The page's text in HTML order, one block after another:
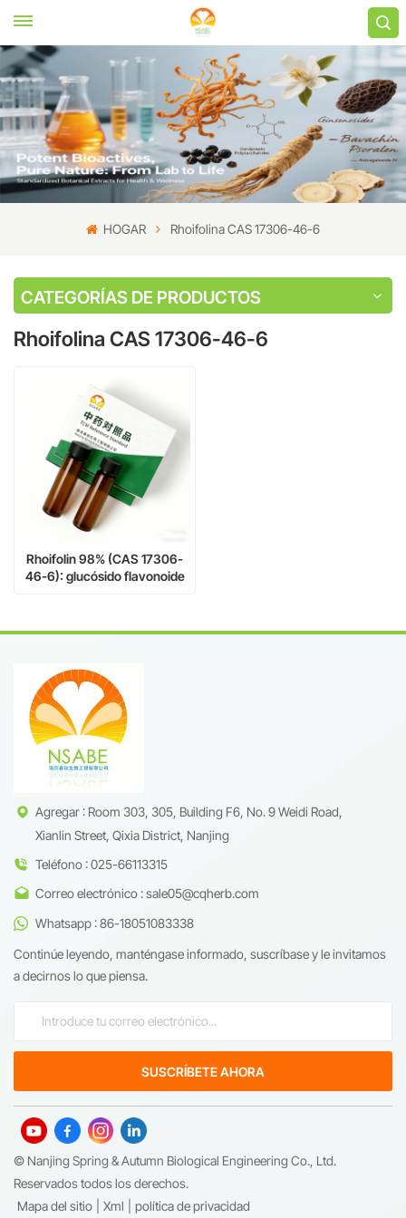
HOGAR Rhoifolina CAS 17306-46-6
CATEGORÍAS DE PRODUCTOS
Rhoifolina CAS 17306-46-6
Rhoifolin 98% (CAS 17306-
46-6): glucósido flavonoide
Agregar : Room 303, 305, Building F6, No. 9 Weidi Road,
Xianlin Street, Qixia District, Nanjing
Teléfono : 025-66113315
Correo electrónico : sale05@cqherb.com
Whatsapp : 86-18051083338
Continúe leyendo, manténgase informado, suscríbase y le invitamos
a decirnos lo que piensa.
© Nanjing Spring & Autumn Biological Engineering Co., Ltd.
Reservados todos los derechos.
Mapa del sitio
Xml política de privacidad